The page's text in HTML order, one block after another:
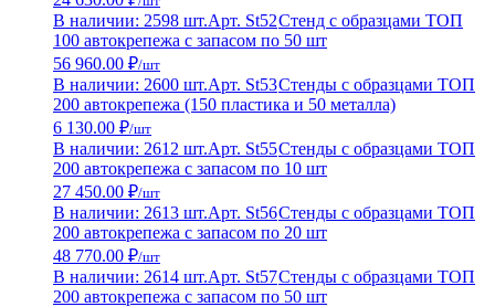
В наличии: 2598 шт.Арт. St52Стенд с образцами ТОП
100 автокрепежа с запасом по 50 шт
56 960.00 ₽/шт
В наличии: 2600 шт.Арт. St53Стенды с образцами ТОП
200 автокрепежа (150 пластика и 50 металла)
6 130.00 ₽/шт
В наличии: 2612 шт.Арт. St55Стенды с образцами ТОП
200 автокрепежа с запасом по 10 шт
27 450.00 ₽/шт
В наличии: 2613 шт.Арт. St56Стенды с образцами ТОП
200 автокрепежа с запасом по 20 шт
48 770.00 ₽/шт
В наличии: 2614 шт.Арт. St57Стенды с образцами ТОП
200 автокрепежа с запасом по 50 шт